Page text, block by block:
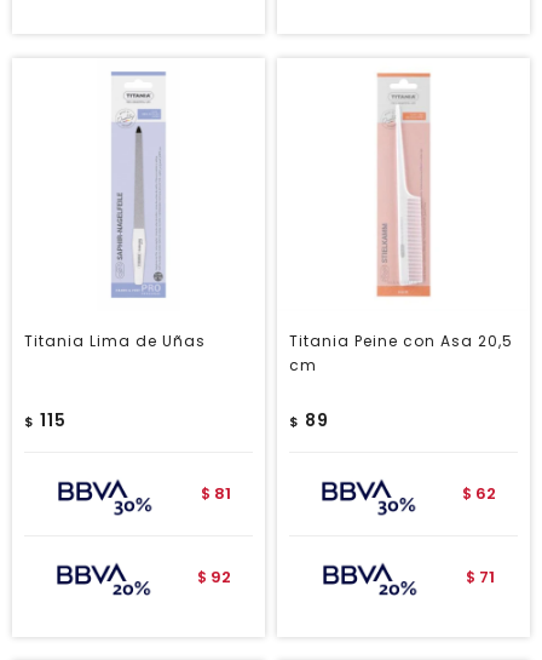
Titania Lima de Uñas
$ 115
$ 81
$ 92
Titania Peine con Asa 20,5
cm
$ 89
$ 62
$ 71